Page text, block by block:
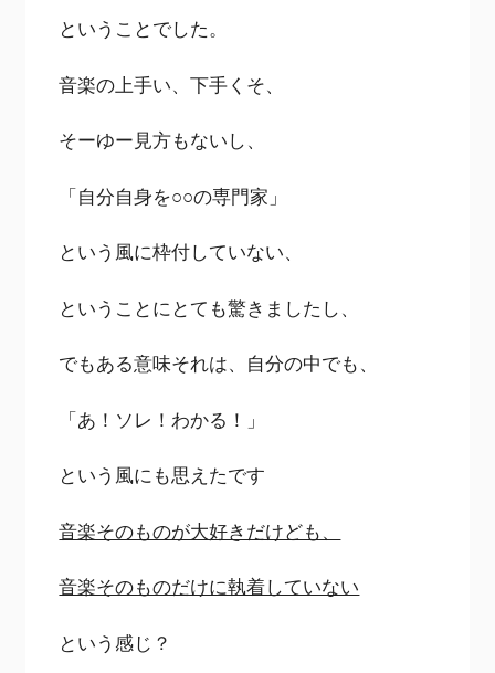
ということでした。
音楽の上手い、下手くそ、
そーゆー見方もないし、
「自分自身を○○の専門家」
という風に枠付していない、
ということにとても驚きましたし、
でもある意味それは、自分の中でも、
「あ！ソレ！わかる！」
という風にも思えたです
音楽そのものが大好きだけども、
音楽そのものだけに執着していない
という感じ？